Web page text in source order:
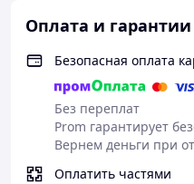
Оплата и гарантии
Безопасная оплата
Без переплат
Prom гарантирует
Вернем деньги при
Оплатить частями